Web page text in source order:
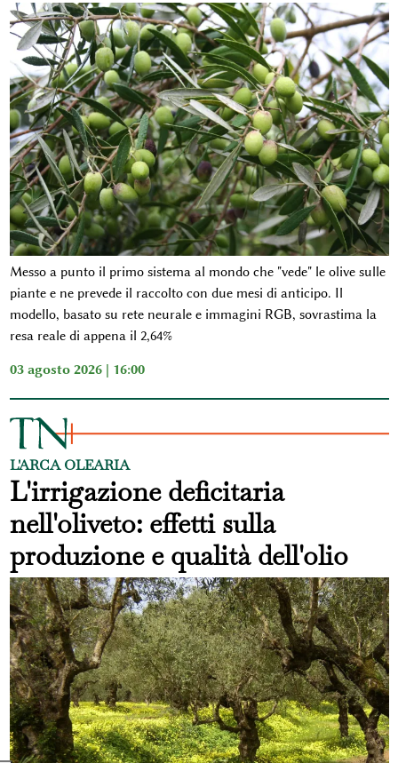
Messo a punto il primo sistema al mondo che "vede" le olive sulle
piante e ne prevede il raccolto con due mesi di anticipo. Il
modello, basato su rete neurale e immagini RGB, sovrastima la
resa reale di appena il 2,64%
03 agosto 2026 | 16:00
L'ARCA OLEARIA
L'irrigazione deficitaria
nell'oliveto: effetti sulla
produzione e qualità dell'olio